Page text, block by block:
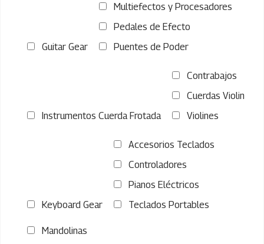
Guitar Gear
Multiefectos y Procesadores
Pedales de Efecto
Puentes de Poder
Instrumentos Cuerda Frotada
Contrabajos
Cuerdas Violin
Violines
Keyboard Gear
Accesorios Teclados
Controladores
Pianos Eléctricos
Teclados Portables
Mandolinas